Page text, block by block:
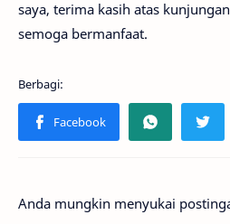
saya, terima kasih atas
semoga bermanfaat.
Anda mungkin menyukai